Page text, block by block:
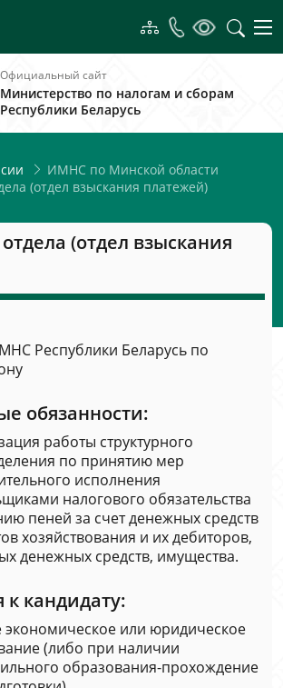
Официальный сайт
Министерство по налогам и сборам
Республики Беларусь
ИМНС по Минской области
(отдел взыскания платежей)
(отдел взыскания
Республики Беларусь по
обязанности:
работы структурного
по принятию мер
исполнения
налогового обязательства
пеней за счет денежных средств
хозяйствования и их дебиторов,
денежных средств, имущества.
к кандидату:
или юридическое
(либо при наличии
образования-прохождение